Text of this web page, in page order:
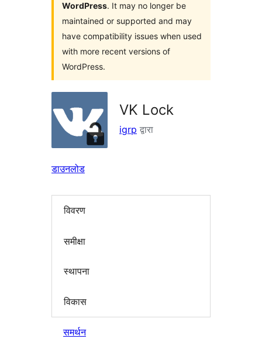
WordPress. It may no longer be
maintained or supported and may
have compatibility issues when used
with more recent versions of
WordPress.
VK Lock
igrp द्वारा
डाउनलोड
विवरण
समीक्षा
स्थापना
विकास
समर्थन